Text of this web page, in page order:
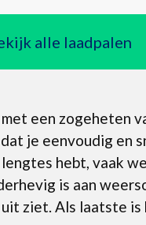
alle laadpalen
een zogeheten
je eenvoudig en
hebt, vaak
is aan
ziet. Als laatste